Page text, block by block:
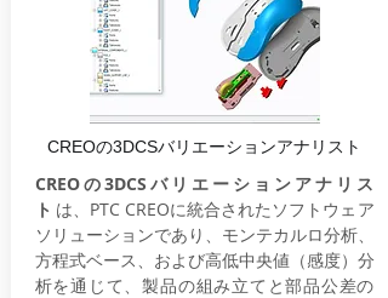
CREOの3DCSバリエーションアナリスト
CREOの3DCSバリエーションアナリス
ト は、PTC CREOに統合されたソフトウェア
ソリューションであり、モンテカルロ分析、
方程式ベース、および高低中央値（感度）分
析を通じて、製品の組み立てと部品公差の